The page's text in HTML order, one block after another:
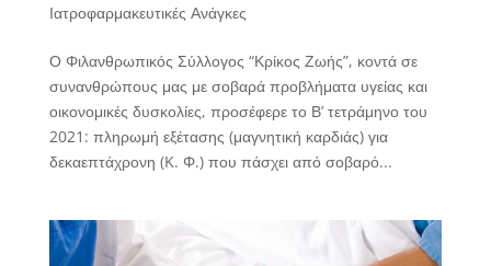
Ιατροφαρμακευτικές Ανάγκες
Ο Φιλανθρωπικός Σύλλογος “Κρίκος Ζωής”, κοντά σε
συνανθρώπους μας με σοβαρά προβλήματα υγείας και
οικονομικές δυσκολίες, προσέφερε το Β’ τετράμηνο του
2021: πληρωμή εξέτασης (μαγνητική καρδιάς) για
δεκαεπτάχρονη (K. Φ.) που πάσχει από σοβαρό...